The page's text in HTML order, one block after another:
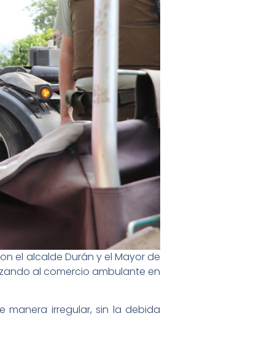
el alcalde Durán y el Mayor de
al comercio ambulante en
irregular, sin la debida